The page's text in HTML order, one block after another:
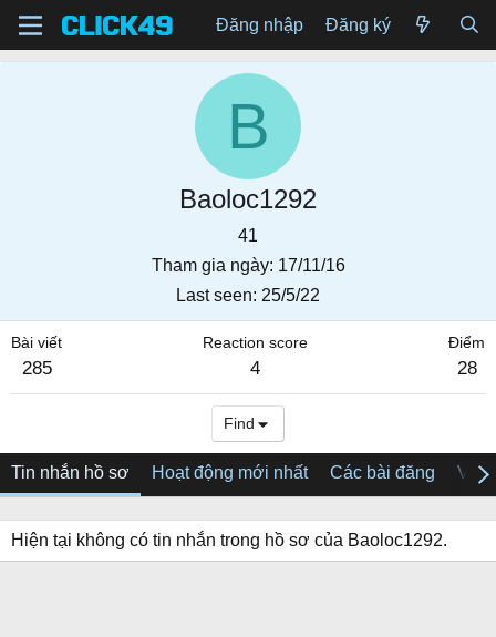
Đăng nhập Đăng ký
B
Baoloc1292
41
Tham gia ngày 17/11/16
Last seen 25/5/22
Bài viết
285
Reaction score
4
Điểm
28
Find
Tin nhắn hồ sơ Hoạt động mới nhất Các bài đăng Về
Hiện tại không có tin nhắn trong hồ sơ của Baoloc1292.